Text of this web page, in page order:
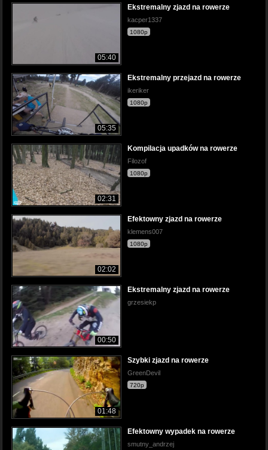
05:40
Ekstremalny zjazd na rowerze
kacper1337
1080p
05:35
Ekstremalny przejazd na rowerze
ikeriker
1080p
02:31
Kompilacja upadków na rowerze
Filozof
1080p
02:02
Efektowny zjazd na rowerze
klemens007
1080p
00:50
Ekstremalny zjazd na rowerze
grzesiekp
01:48
Szybki zjazd na rowerze
GreenDevil
720p
Efektowny wypadek na rowerze
smutny_andrzej